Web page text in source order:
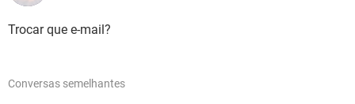
Trocar que e-mail?
Conversas semelhantes